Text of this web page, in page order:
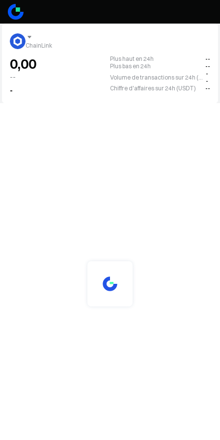
ChainLink
0,00
--
-
Plus haut en 24h
--
Plus bas en 24h
--
-
-
Chiffre d'affaires sur 24h (USDT)
--